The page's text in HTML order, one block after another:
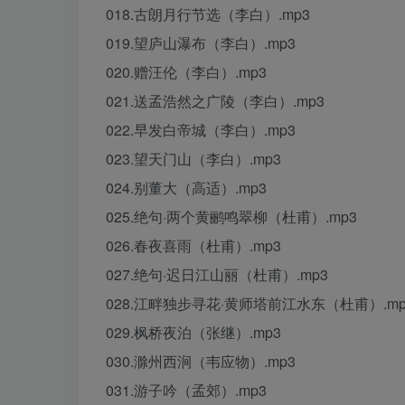
018.古朗月行节选（李白）.mp3
019.望庐山瀑布（李白）.mp3
020.赠汪伦（李白）.mp3
021.送孟浩然之广陵（李白）.mp3
022.早发白帝城（李白）.mp3
023.望天门山（李白）.mp3
024.别董大（高适）.mp3
025.绝句·两个黄鹂鸣翠柳（杜甫）.mp3
026.春夜喜雨（杜甫）.mp3
027.绝句·迟日江山丽（杜甫）.mp3
028.江畔独步寻花·黄师塔前江水东（杜甫）
029.枫桥夜泊（张继）.mp3
030.滁州西涧（韦应物）.mp3
031.游子吟（孟郊）.mp3